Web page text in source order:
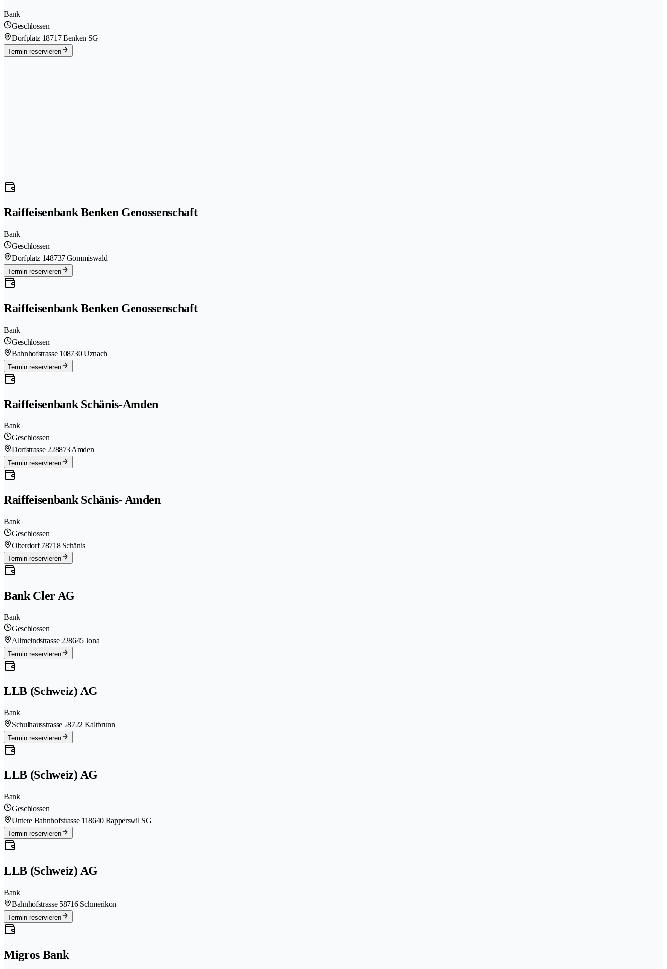
Bank
Geschlossen
Dorfplatz 18717 Benken SG
Termin reservieren
Raiffeisenbank Benken Genossenschaft
Bank
Geschlossen
Dorfplatz 148737 Gommiswald
Termin reservieren
Raiffeisenbank Benken Genossenschaft
Bank
Geschlossen
Bahnhofstrasse 108730 Uznach
Termin reservieren
Raiffeisenbank Schänis-Amden
Bank
Geschlossen
Dorfstrasse 228873 Amden
Termin reservieren
Raiffeisenbank Schänis- Amden
Bank
Geschlossen
Oberdorf 78718 Schänis
Termin reservieren
Bank Cler AG
Bank
Geschlossen
Allmeindstrasse 228645 Jona
Termin reservieren
LLB (Schweiz) AG
Bank
Schulhausstrasse 28722 Kaltbrunn
Termin reservieren
LLB (Schweiz) AG
Bank
Geschlossen
Untere Bahnhofstrasse 118640 Rapperswil SG
Termin reservieren
LLB (Schweiz) AG
Bank
Bahnhofstrasse 58716 Schmerikon
Termin reservieren
Migros Bank